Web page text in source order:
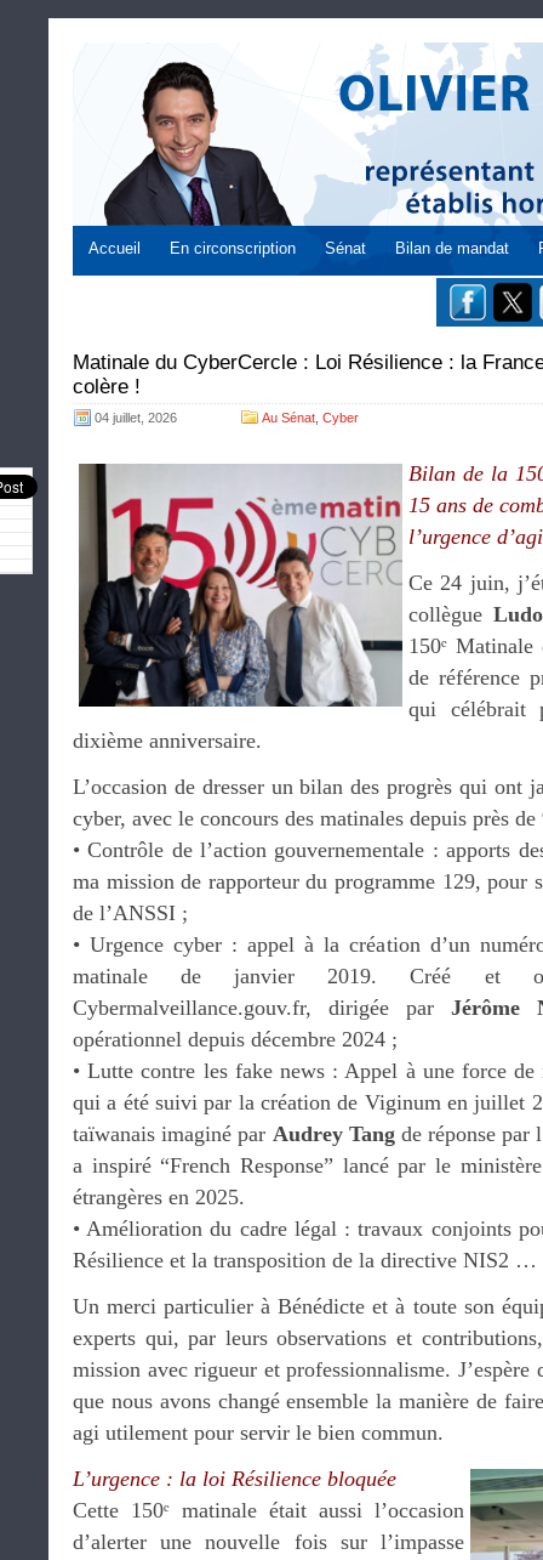
Accueil En circonscription Sénat Bilan de mandat
Matinale du CyberCercle : Loi Résilience : la
colère !
04 juillet, 2026 Au Sénat Cyber
Bilan de la
15 ans de
l’urgence
Ce 24 juin,
collègue
150ᵉ
de référence
qui célébrait
dixième anniversaire.
L’occasion de dresser un bilan des progrès qui ont
cyber, avec le concours des matinales depuis près de
•⁠ ⁠Contrôle de l’action gouvernementale : apports
ma mission de rapporteur du programme 129, pour
de l’ANSSI ;
•⁠ ⁠Urgence cyber : appel à la création d’un
matinale de janvier 2019. Créé et
Cybermalveillance.gouv.fr, dirigée par Jérôme
opérationnel depuis décembre 2024 ;
•⁠ ⁠Lutte contre les fake news : Appel à une force
qui a été suivi par la création de Viginum en juillet
taïwanais imaginé par Audrey Tangde réponse par
a inspiré “French Response” lancé par le
étrangères en 2025.
•⁠ ⁠Amélioration du cadre légal : travaux conjoints
Résilience et la transposition de la directive NIS2 …
Un merci particulier à Bénédicte et à toute son
experts qui, par leurs observations et
mission avec rigueur et professionnalisme.
que nous avons changé ensemble la manière de
agi utilement pour servir le bien commun.
L’urgence : la loi Résilience bloquée
Cette 150ᵉ matinale était aussi l’occasion
d’alerter une nouvelle fois sur l’impasse